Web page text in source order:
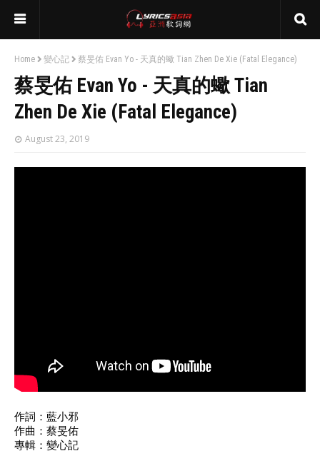
Home 變心記 蔡旻佑 Evan Yo - 天真的蠍 Tian Zhen De Xie (Fatal Elegance)
蔡旻佑 Evan Yo - 天真的蠍 Tian
Zhen De Xie (Fatal Elegance)
August 23, 2019
作詞：藍小邪
作曲：蔡旻佑
專輯：變心記